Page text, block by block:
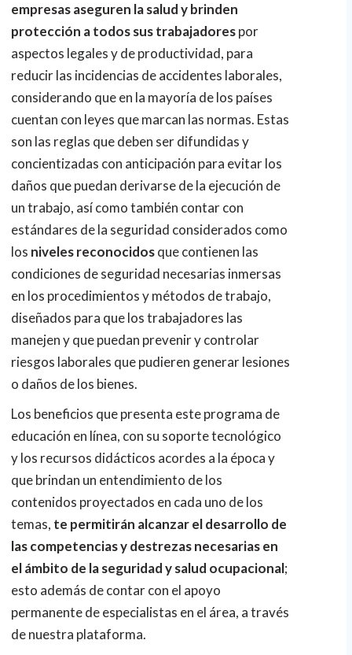
empresas aseguren la salud y brinden
protección a todos sus trabajadorespor
aspectos legales y de productividad, para
reducir las incidencias de accidentes laborales,
considerando que en la mayoría de los países
cuentan con leyes que marcan las normas. Estas
son las reglas que deben ser difundidas y
concientizadas con anticipación para evitar los
daños que puedan derivarse de la ejecución de
un trabajo, así como también contar con
estándares de la seguridad considerados como
los niveles reconocidosque contienen las
condiciones de seguridad necesarias inmersas
en los procedimientos y métodos de trabajo,
diseñados para que los trabajadores las
manejen y que puedan prevenir y controlar
riesgos laborales que pudieren generar lesiones
o daños de los bienes.
Los beneficios que presenta este programa de
educación en línea, con su soporte tecnológico
y los recursos didácticos acordes a la época y
que brindan un entendimiento de los
contenidos proyectados en cada uno de los
temas, te permitirán alcanzar el desarrollo de
las competencias y destrezas necesarias en
el ámbito de la seguridad y salud ocupacional;
esto además de contar con el apoyo
permanente de especialistas en el área, a través
de nuestra plataforma.